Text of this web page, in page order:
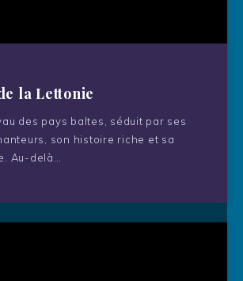
capitale fluide entre
et art de vivre
la Lettonie
des pays baltes, séduit par ses
son histoire riche et sa
Au-delà…